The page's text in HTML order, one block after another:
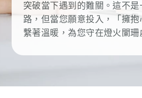
突破當下遇到的難關。這不
路，但當您願意投入，「擁
繫著溫暖，為您守在燈火闌珊